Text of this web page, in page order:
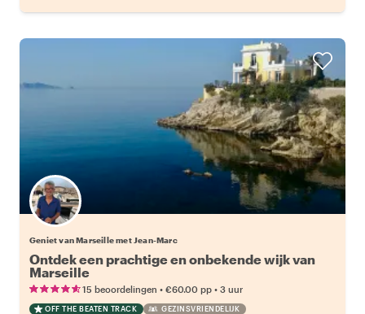
Geniet van Marseille met Jean-Marc
Ontdek een prachtige en onbekende wijk van
Marseille
15 beoordelingen • €60.00 pp • 3 uur
OFF THE BEATEN TRACK GEZINSVRIENDELIJK